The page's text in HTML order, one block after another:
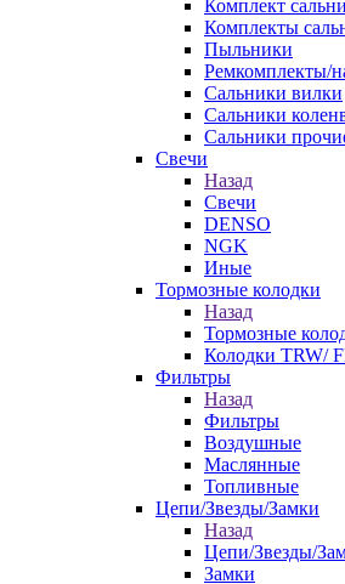
Комплект
Комплекты
Пыльники
Ремкомплекты/
Сальники вилки
Сальники
Сальники
Свечи
Назад
Свечи
DENSO
NGK
Иные
Тормозные колодки
Назад
Тормозные
Колодки TRW/
Фильтры
Назад
Фильтры
Воздушные
Маслянные
Топливные
Цепи/Звезды/Замки
Назад
Цепи/Звезды/
Замки